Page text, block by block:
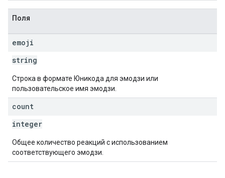
Поля
emoji
string
Строка в формате Юникода для эмодзи или
пользовательское имя эмодзи.
count
integer
Общее количество реакций с использованием
соответствующего эмодзи.